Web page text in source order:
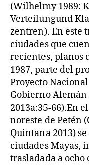
(Wilhelmy 1989:
Verteilungund
zentren). En este
ciudades que
recientes, planos
1987, parte del
Proyecto
Gobierno
2013a:35-66).En
noreste de Petén
Quintana 2013)
ciudades Mayas,
trasladada a